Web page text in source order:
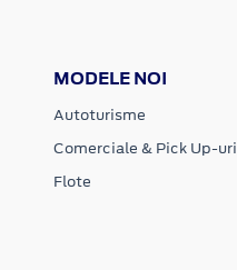
MODELE NOI
Autoturisme
Comerciale & Pick Up-uri
Flote